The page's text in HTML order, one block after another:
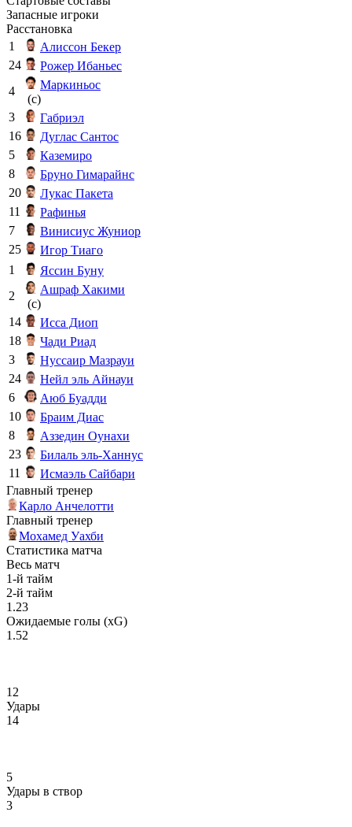
Запасные игроки
Расстановка
1
Алиссон Бекер
24
Рожер Ибаньес
4
Маркиньос
(c)
3
Габриэл
16
Дуглас Сантос
5
Каземиро
8
Бруно Гимарайнс
20
Лукас Пакета
11
Рафинья
7
Винисиус Жуниор
25
Игор Тиаго
1
Яссин Буну
2
Ашраф Хакими
(c)
14
Исса Диоп
18
Чади Риад
3
Нуссаир Мазрауи
24
Нейл эль Айнауи
6
Аюб Буадди
10
Браим Диас
8
Аззедин Оунахи
23
Билаль эль-Ханнус
11
Исмаэль Сайбари
Главный тренер
Карло Анчелотти
Главный тренер
Мохамед Уахби
Статистика матча
Весь матч
1-й тайм
2-й тайм
1.23
Ожидаемые голы (xG)
1.52
12
Удары
14
5
Удары в створ
3